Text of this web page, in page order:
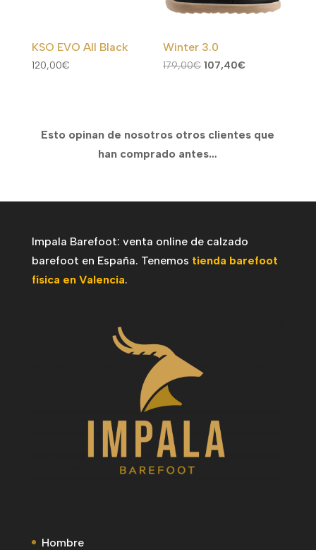
KSO EVO All Black
120,00€
Winter 3.0
179,00€ El
179,00€.
107,40€El
107,40€.
Esto opinan de nosotros otros clientes que
han comprado antes…
Impala Barefoot: venta online de calzado
barefoot en España. Tenemos tienda barefoot
física en Valencia.
Hombre